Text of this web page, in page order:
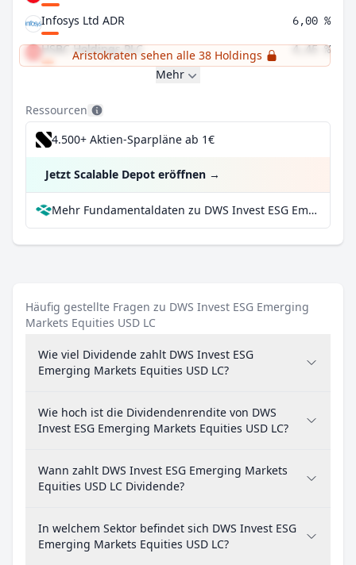
Infosys Ltd ADR 6,00 %
HSBC Holdings PLC 4,45 %
Aristokraten sehen alle 38 Holdings
Mehr
Ressourcen
4.500+ Aktien-Sparpläne ab 1€
Jetzt Scalable Depot eröffnen →
Mehr Fundamentaldaten zu DWS Invest ESG Emerging Markets Equities USD LC bei Parqet
Häufig gestellte Fragen zu DWS Invest ESG Emerging
Markets Equities USD LC
Wie viel Dividende zahlt DWS Invest ESG
Emerging Markets Equities USD LC?
Wie hoch ist die Dividendenrendite von DWS
Invest ESG Emerging Markets Equities USD LC?
Wann zahlt DWS Invest ESG Emerging Markets
Equities USD LC Dividende?
In welchem Sektor befindet sich DWS Invest ESG
Emerging Markets Equities USD LC?